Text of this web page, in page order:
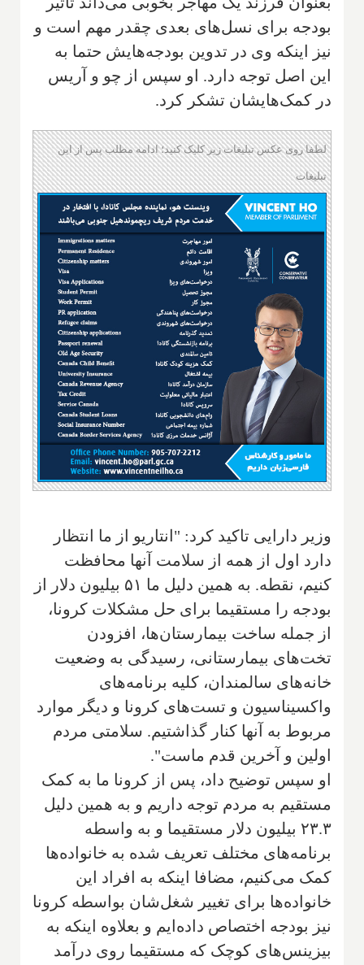
بودجه برای نسل‌های بعدی چقدر مهم است و
نیز اینکه وی در تدوین بودجه‌هایش حتما به
این اصل توجه دارد. او سپس از چو و آریس
در کمک‌هایشان تشکر کرد.
لطفا روی عکس تبلیغات زیر کلیک کنید؛ ادامه مطلب پس از این
تبلیغات
وزیر دارایی تاکید کرد: "انتاریو از ما انتظار
دارد اول از همه از سلامت آنها محافظت
کنیم، نقطه. به همین دلیل ما ۵۱ بیلیون دلار از
بودجه را مستقیما برای حل مشکلات کرونا،
از جمله ساخت بیمارستان‌ها، افزودن
تخت‌های بیمارستانی، رسیدگی به وضعیت
خانه‌های سالمندان، کلیه برنامه‌های
واکسیناسیون و تست‌های کرونا و دیگر موارد
مربوط به آنها کنار گذاشتیم. سلامتی مردم
اولین و آخرین قدم ماست".
او سپس توضیح داد، پس از کرونا ما به کمک
مستقیم به مردم توجه داریم و به همین دلیل
۲۳.۳ بیلیون دلار مستقیما و به واسطه
برنامه‌های مختلف تعریف شده به خانواده‌ها
کمک می‌کنیم، مضافا اینکه به افراد این
خانواده‌ها برای تغییر شغل‌شان بواسطه کرونا
نیز بودجه اختصاص داده‌ایم و بعلاوه اینکه به
بیزینس‌های کوچک که مستقیما روی درآمد